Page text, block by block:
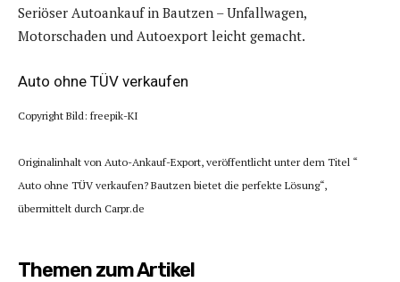
Seriöser Autoankauf in Bautzen – Unfallwagen,
Motorschaden und Autoexport leicht gemacht.
Auto ohne TÜV verkaufen
Copyright Bild: freepik-KI
Originalinhalt von Auto-Ankauf-Export, veröffentlicht unter dem Titel “
Auto ohne TÜV verkaufen? Bautzen bietet die perfekte Lösung“,
übermittelt durch Carpr.de
Themen zum Artikel